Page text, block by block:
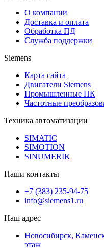
О компании
Доставка и оплата
Обработка ПД
Служба поддержки
Siemens
Карта сайта
Двигатели Siemens
Промышленные ПК
Частотные
Техника автоматизации
SIMATIC
SIMOTION
SINUMERIK
Наши контакты
+7 (383) 235-94-75
info@siemens1.ru
Наш адрес
Новосибирск,
этаж